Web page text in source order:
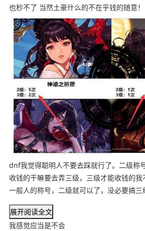
也秒不了 当然土豪什么的不在乎钱的随意！
dnf我觉得聪明人不要去踩就行了。二级称
收钱的干嘛要去弄三级，三级才能收钱的我
一般人的称号，二级就可以了，没必要搞三
展开阅读全文
我感觉应当是不会